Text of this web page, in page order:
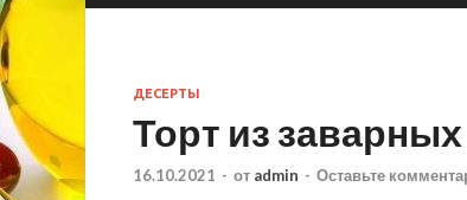
ДЕСЕРТЫ
Торт из
16.10.2021 - от admin - Оставьте